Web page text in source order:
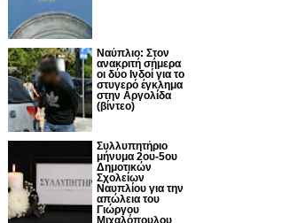
Nαύπλιο: Στον
ανακριτή σήμερα
οι δύο Ινδοί για το
στυγερό έγκλημα
στην Αργολίδα
(βίντεο)
Συλλυπητήριο
μήνυμα 2ου-5ου
Δημοτικών
Σχολείων
Ναυπλίου για την
απώλεια του
Γιώργου
Μιχαλόπουλου